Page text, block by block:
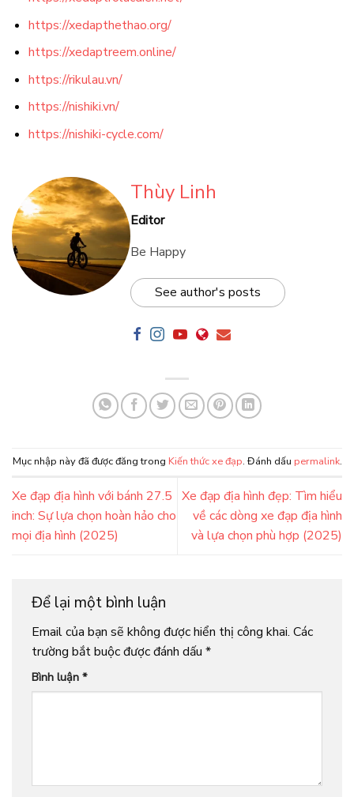
https://xedapthethao.org/
https://xedaptreem.online/
https://rikulau.vn/
https://nishiki.vn/
https://nishiki-cycle.com/
Thùy Linh
Editor
Be Happy
See author's posts
Mục nhập này đã được đăng trong Kiến thức xe đạp. Đánh dấu permalink.
Xe đạp địa hình với bánh 27.5
inch: Sự lựa chọn hoàn hảo cho
mọi địa hình (2025)
Xe đạp địa hình đẹp: Tìm hiểu
về các dòng xe đạp địa hình
và lựa chọn phù hợp (2025)
Để lại một bình luận
Email của bạn sẽ không được hiển thị công khai. Các
trường bắt buộc được đánh dấu *
Bình luận *